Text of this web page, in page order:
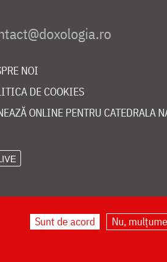
NOI
DE COOKIES
ONLINE PENTRU CATEDRALA
Sunt de acord Nu,